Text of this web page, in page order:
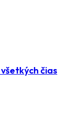
čias